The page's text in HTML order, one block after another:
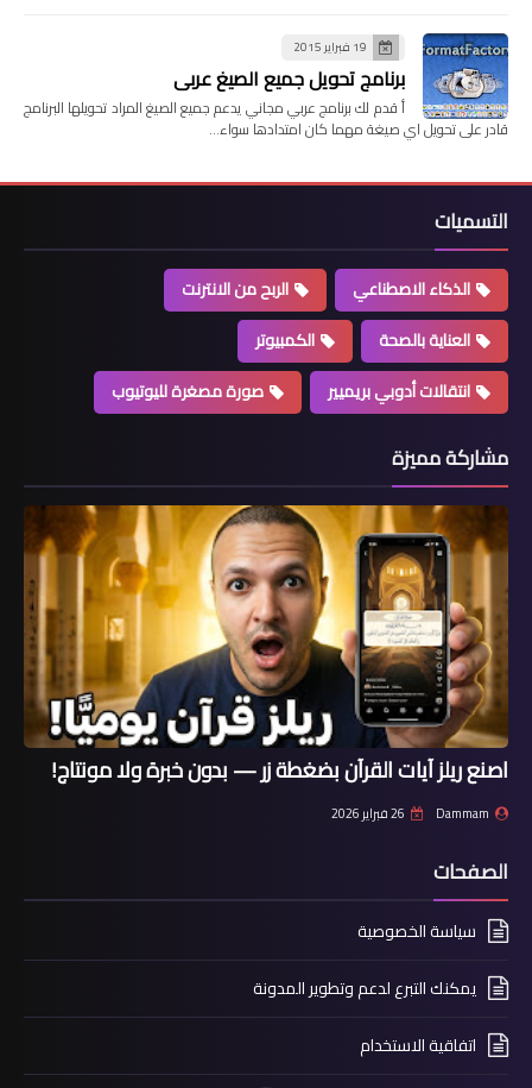
19 فبراير 2015
برنامج تحويل جميع الصيغ عربي
أ قدم لك برنامج عربي مجاني يدعم جميع الصيغ المراد تحويلها البرنامج
قادر على تحويل اي صيغة مهما كان امتدادها سواء…
التسميات
الذكاء الاصطناعي
الربح من الانترنت
العناية بالصحة
الكمبيوتر
انتقالات أدوبي بريميير
صورة مصغرة لليوتيوب
مشاركة مميزة
اصنع ريلز آيات القرآن بضغطة زر — بدون خبرة ولا مونتاج!
Dammam 26 فبراير 2026
الصفحات
سياسة الخصوصية
يمكنك التبرع لدعم وتطوير المدونة
اتفاقية الاستخدام